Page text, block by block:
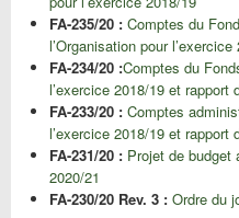
FA-235/20 : Comptes du
l’Organisation pour
FA-234/20 :Comptes du
l’exercice 2018/19 et rapport
FA-233/20 : Comptes
l’exercice 2018/19 et rapport
FA-231/20 : Projet de budget
2020/21
FA-230/20 Rev. 3 : Ordre du